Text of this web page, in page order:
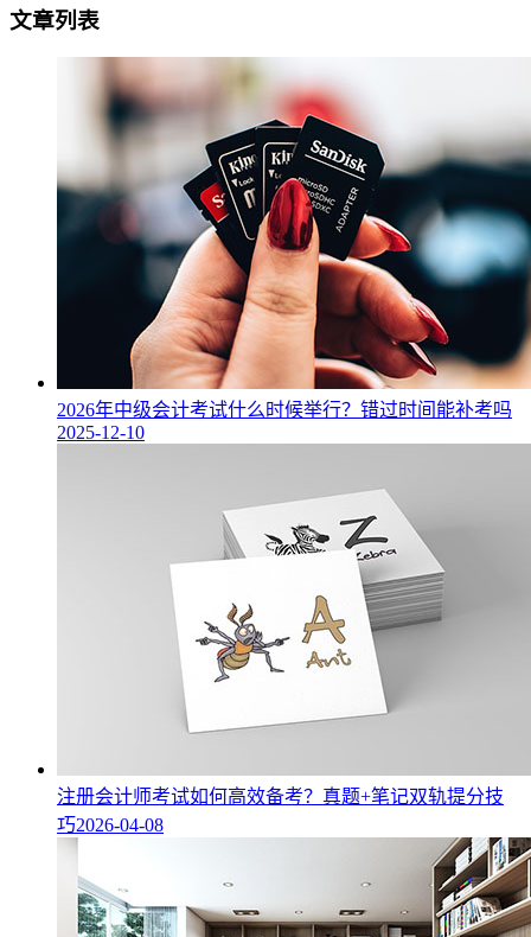
文章列表
2026年中级会计考试什么时候举行？错过时间能补考吗
2025-12-10
注册会计师考试如何高效备考？真题+笔记双轨提分技
巧2026-04-08